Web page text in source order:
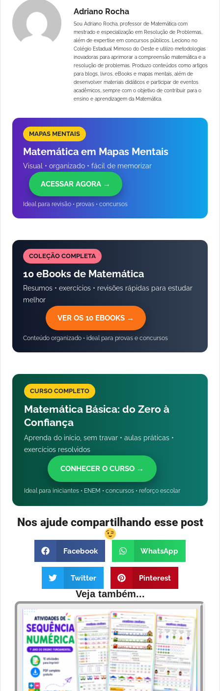
Adriano Rocha
Sou Adriano Rocha, professor de Matemática com
mestrado e especialização em Resolução de Problemas,
além de expertise em concursos públicos. Leciono no
Colégio Estadual Mimoso do Oeste e utilizo metodologias
inovadoras para aprimorar a compreensão matemática e a
resolução de problemas. Produzo conteúdos como artigos
para blogs, livros, eBooks e mapas mentais, além de
desenvolver materiais didáticos e participar de eventos
acadêmicos, sempre com o objetivo de contribuir para o
ensino e aprendizagem da Matemática.
MAPAS MENTAIS
Matemática em Mapas Mentais
Visual • organizado • fácil de memorizar
ACESSAR AGORA →
Ideal para revisão • provas • concursos
COLEÇÃO COMPLETA
10 eBooks de Matemática
Resumos • exercícios • revisões rápidas para estudar
melhor
VER OS 10 EBOOKS →
Conteúdo organizado • ideal para provas e concursos
CURSO COMPLETO
Matemática Básica: do Zero à
Confiança
Aprenda do início, sem travar • aulas práticas •
exercícios resolvidos
CONHECER O CURSO →
Ideal para iniciantes • ENEM • concursos • reforço escolar
Nos ajude compartilhando esse post
Facebook WhatsApp
Twitter Pinterest
Veja também...